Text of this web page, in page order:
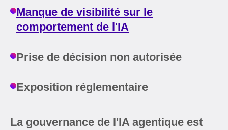
Manque de visibilité sur le
comportement de l'IA
Prise de décision non autorisée
Exposition réglementaire
La gouvernance de l'IA agentique est